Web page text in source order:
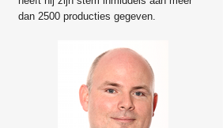
dan 2500 producties gegeven.